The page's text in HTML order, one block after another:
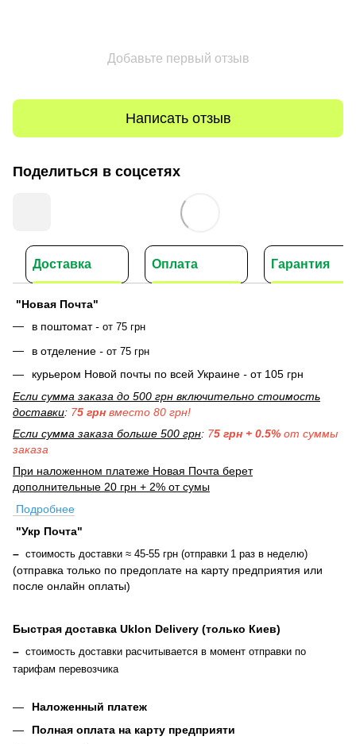
Добавьте первый отзыв
Написать отзыв
Поделиться в соцсетях
Доставка Оплата Гарантия
"Новая Почта"
в поштомат- от 75 грн
в отделение - от 75 грн
курьером Новой почты по всей Украине - от 105 грн
Если сумма заказа до 500 грн включительно стоимость
доставки: 75 грн вместо 80 грн!
Если сумма заказа больше 500 грн: 75 грн + 0.5% от суммы
заказа
При наложенном платеже Новая Почта берет
дополнительные 20 грн + 2% от сумы
Подробнее
"Укр Почта"
– стоимость доставки ≈ 45-55 грн (отправки 1 раз в неделю)
(отправка только по предоплате на карту предприятия или
после онлайн оплаты)
Быстрая доставка Uklon Delivery (только Киев)
– стоимость доставки расчитывается в момент отправки по
тарифам перевозчика
Наложенный платеж
Полная оплата на карту предприяти